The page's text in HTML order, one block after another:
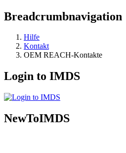
Breadcrumbnavigation
Hilfe
Kontakt
OEM REACH-Kontakte
Login to IMDS
NewToIMDS